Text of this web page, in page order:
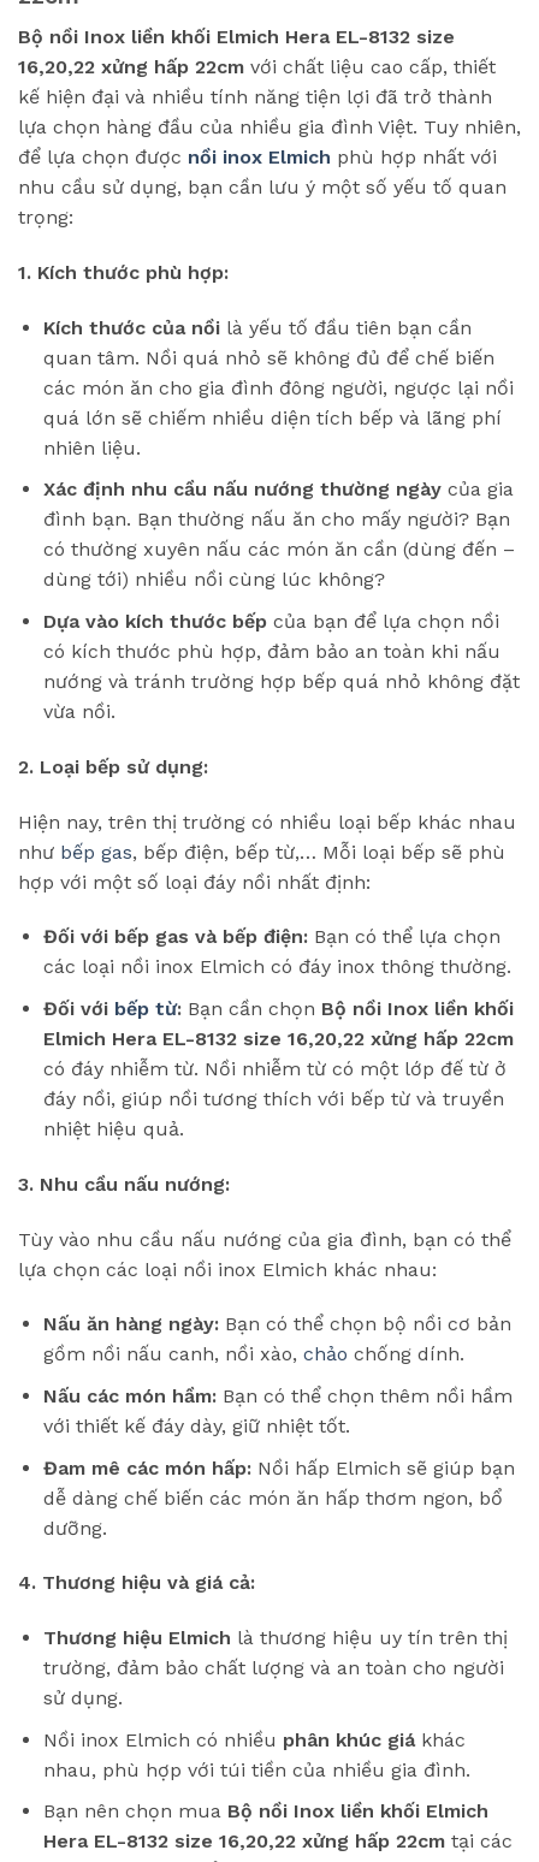
Bộ nồi Inox liền khối Elmich Hera EL-8132 size
16,20,22 xửng hấp 22cm với chất liệu cao cấp, thiết
kế hiện đại và nhiều tính năng tiện lợi đã trở thành
lựa chọn hàng đầu của nhiều gia đình Việt. Tuy nhiên,
để lựa chọn được nồi inox Elmich phù hợp nhất với
nhu cầu sử dụng, bạn cần lưu ý một số yếu tố quan
trọng:
1. Kích thước phù hợp:
Kích thước của nồilà yếu tố đầu tiên bạn cần
quan tâm. Nồi quá nhỏ sẽ không đủ để chế biến
các món ăn cho gia đình đông người, ngược lại nồi
quá lớn sẽ chiếm nhiều diện tích bếp và lãng phí
nhiên liệu.
Xác định nhu cầu nấu nướng thường ngàycủa gia
đình bạn. Bạn thường nấu ăn cho mấy người? Bạn
có thường xuyên nấu các món ăn cần (dùng đến –
dùng tới) nhiều nồi cùng lúc không?
Dựa vào kích thước bếpcủa bạn để lựa chọn nồi
có kích thước phù hợp, đảm bảo an toàn khi nấu
nướng và tránh trường hợp bếp quá nhỏ không đặt
vừa nồi.
2. Loại bếp sử dụng:
Hiện nay, trên thị trường có nhiều loại bếp khác nhau
như bếp gas, bếp điện, bếp từ,… Mỗi loại bếp sẽ phù
hợp với một số loại đáy nồi nhất định:
Đối với bếp gas và bếp điện:Bạn có thể lựa chọn
các loại nồi inox Elmich có đáy inox thông thường.
Đối với bếp từ:Bạn cần chọn Bộ nồi Inox liền khối
Elmich Hera EL-8132 size 16,20,22 xửng hấp 22cm
có đáy nhiễm từ. Nồi nhiễm từ có một lớp đế từ ở
đáy nồi, giúp nồi tương thích với bếp từ và truyền
nhiệt hiệu quả.
3. Nhu cầu nấu nướng:
Tùy vào nhu cầu nấu nướng của gia đình, bạn có thể
lựa chọn các loại nồi inox Elmich khác nhau:
Nấu ăn hàng ngày:Bạn có thể chọn bộ nồi cơ bản
gồm nồi nấu canh, nồi xào, chảo chống dính.
Nấu các món hầm:Bạn có thể chọn thêm nồi hầm
với thiết kế đáy dày, giữ nhiệt tốt.
Đam mê các món hấp:Nồi hấp Elmich sẽ giúp bạn
dễ dàng chế biến các món ăn hấp thơm ngon, bổ
dưỡng.
4. Thương hiệu và giá cả:
Thương hiệu Elmich là thương hiệu uy tín trên thị
trường, đảm bảo chất lượng và an toàn cho người
sử dụng.
Nồi inox Elmich có nhiều phân khúc giákhác
nhau, phù hợp với túi tiền của nhiều gia đình.
Bạn nên chọn mua Bộ nồi Inox liền khối Elmich
Hera EL-8132 size 16,20,22 xửng hấp 22cmtại các